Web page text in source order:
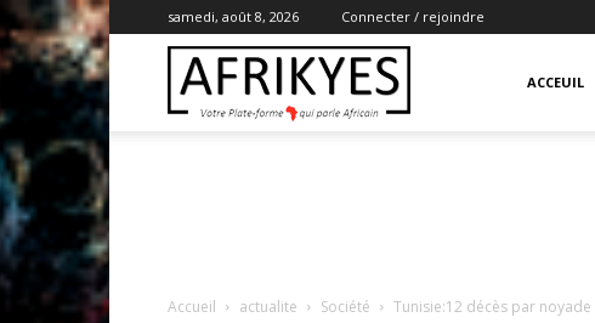
samedi, août 8, 2026 Connecter / rejoindre
ACCEUIL
Accueil actualite Société Tunisie:12 décès par noyade